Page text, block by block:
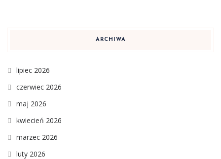
ARCHIWA
lipiec 2026
czerwiec 2026
maj 2026
kwiecień 2026
marzec 2026
luty 2026